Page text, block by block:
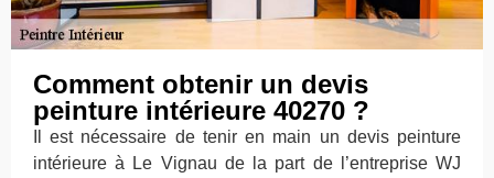
Comment obtenir un devis
peinture intérieure 40270 ?
Il est nécessaire de tenir en main un devis peinture
intérieure à Le Vignau de la part de l’entreprise WJ